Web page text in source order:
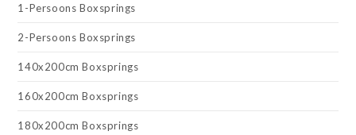
1-Persoons Boxsprings
2-Persoons Boxsprings
140x200cm Boxsprings
160x200cm Boxsprings
180x200cm Boxsprings